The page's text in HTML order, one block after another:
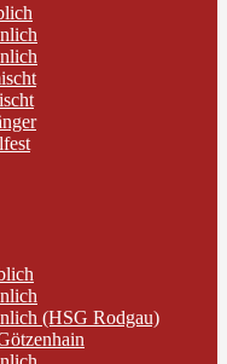
(HSG Rodgau)